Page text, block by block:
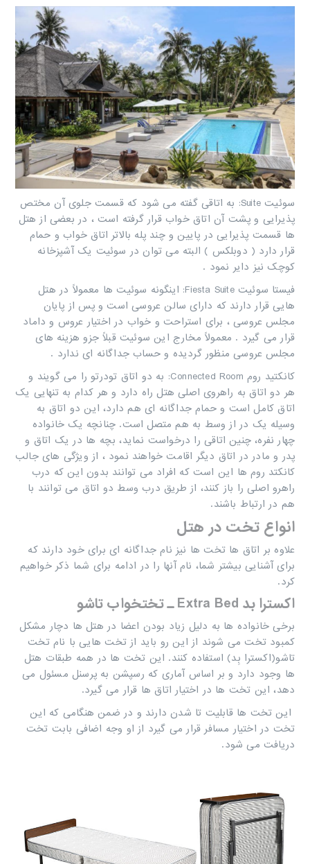
سوئیت ‏ Suite‏: به اتاقی گفته می شود که قسمت جلوی آن مختص
پذیرایی و پشت آن اتاق خواب قرار گرفته است ، در بعضی از ‏هتل
ها قسمت پذیرایی در پایین و چند پله بالاتر اتاق خواب و حمام
قرار دارد ( دوبلکس ) البته می توان در سوئیت یک آشپزخانه
‏کوچک نیز دایر نمود .‏
فیستا سوئیت :Fiesta Suite اینگونه سوئیت ها معمولاً در هتل
هایی قرار دارند که دارای سالن عروسی است و پس از پایان
‏مجلس عروسی ، برای استراحت و خواب در اختیار عروس و داماد
قرار می گیرد . معمولاً مخارج این سوئیت قبلاً جزو هزینه ‏های
مجلس عروسی منظور گردیده و حساب جداگانه ای ندارد .
کانکتید روم ‏ Connected Room‏: به دو اتاق تودرتو را می گویند و
هر دو اتاق به راهروی اصلی هتل راه دارد و هر کدام به تنهایی ‏یک
اتاق کامل است و حمام جداگانه ای هم دارد، این دو اتاق به
وسیله یک در از وسط به هم متصل است. چنانچه یک خانواده
‏چهار نفره، چنین اتاقی را درخواست نماید، بچه ها در یک اتاق و
پدر و مادر در اتاق دیگر اقامت خواهند نمود ، از ویژگی های جالب
کانکتد روم ها این است که افراد می توانند بدون این که ‏درب
راهرو اصلی را باز کنند، از طریق درب وسط دو اتاق می توانند با
هم در ارتباط باشند.‏‏
انواع تخت در هتل
علاوه بر اتاق ها تخت ها نیز نام جداگانه ای برای خود دارند که
برای آشنایی بیشتر شما، نام آنها را در ادامه برای شما ذکر خواهیم
کرد.
اکسترا بد Extra Bedـ تختخواب تاشو
برخی خانواده ها به دلیل زیاد بودن اعضا در هتل ها دچار مشکل
کمبود تخت می شوند از این رو باید از تخت هایی با نام تخت
تاشو(اکسترا بِد) استفاده کنند. این تخت ها در همه طبقات هتل
ها وجود دارد و بر اساس آماری که رسپشن به پرسنل مسئول می
دهد، این تخت ها در اختیار اتاق ها قرار می گیرد.
این تخت ها قابلیت تا شدن دارند و در ضمن هنگامی که این
تخت در اختیار مسافر قرار می گیرد از او وجه اضافی بابت تخت
دریافت می شود.